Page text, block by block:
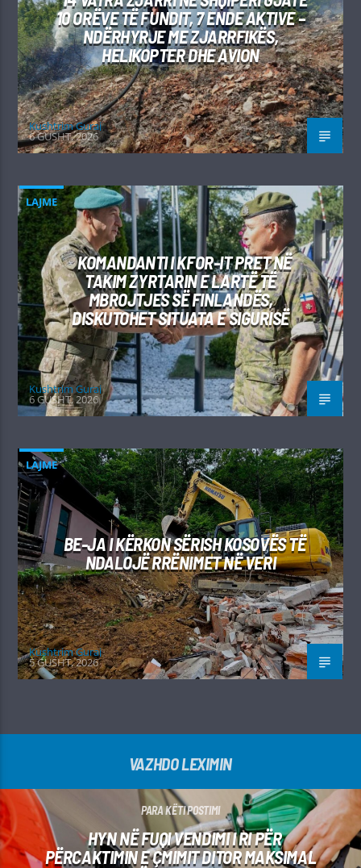
10 ORËVE TË FUNDIT, 7 ENDE AKTIVE –
NDËRHYRJE ME ZJARRFIKËS,
HELIKOPTER DHE AVION
Kushtrim Guraj
6 GUSHT, 2026
LAJME
KOMANDANTI I KFOR-IT PRET NË
TAKIM ZYRTARIN E LARTË TË
MBROJTJES SË FINLANDËS,
DISKUTOHET SITUATA E SIGURISË
Kushtrim Guraj
6 GUSHT, 2026
LAJME
BE-JA I KËRKON SËRISH KOSOVËS TË
NDALOJË RRËNIMET NË VERI
Kushtrim Guraj
5 GUSHT, 2026
VAZHDO LEXIMIN
PARA KËTI POSTIMI
HYN NË FUQI VENDIMI I RI PËR
PËRCAKTIMIN E ÇMIMIT DITOR MAKSIMAL